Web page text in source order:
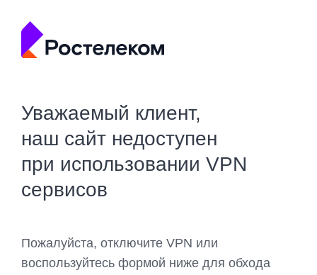
Уважаемый клиент,
наш сайт недоступен
при использовании VPN
сервисов
Пожалуйста, отключите VPN или
воспользуйтесь формой ниже для обхода